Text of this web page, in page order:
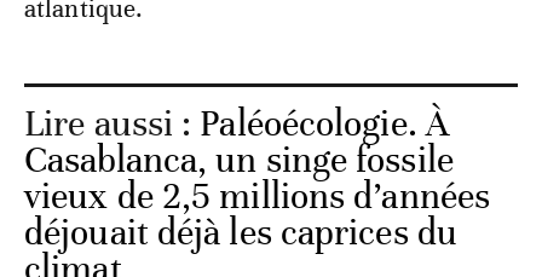
atlantique.
Lire aussi : Paléoécologie. À
Casablanca, un singe fossile
vieux de 2,5 millions d’années
déjouait déjà les caprices du